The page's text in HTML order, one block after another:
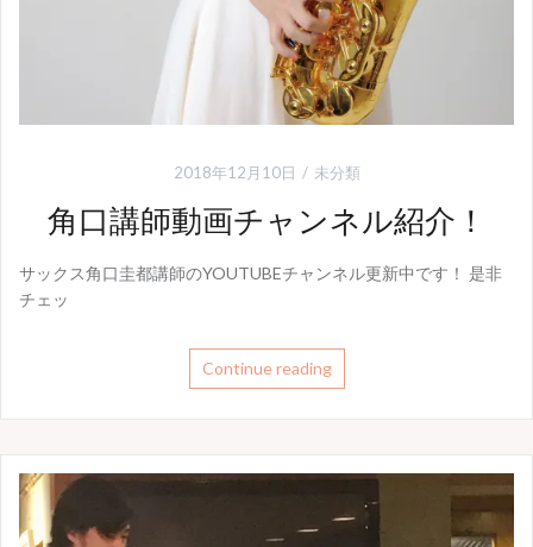
2018年12月10日 未分類
角口講師動画チャンネル紹介！
サックス角口圭都講師のYOUTUBEチャンネル更新中です！ 是非
チェッ
Continue reading